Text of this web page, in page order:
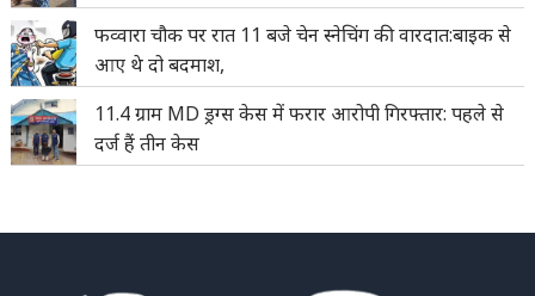
फव्वारा चौक पर रात 11 बजे चेन स्नेचिंग की वारदात:बाइक से
आए थे दो बदमाश,
11.4 ग्राम MD ड्रग्स केस में फरार आरोपी गिरफ्तार: पहले से
दर्ज हैं तीन केस